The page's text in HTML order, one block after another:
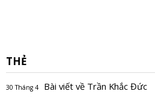
THẺ
30 Tháng 4 Bài viết về Trần Khắc Đức